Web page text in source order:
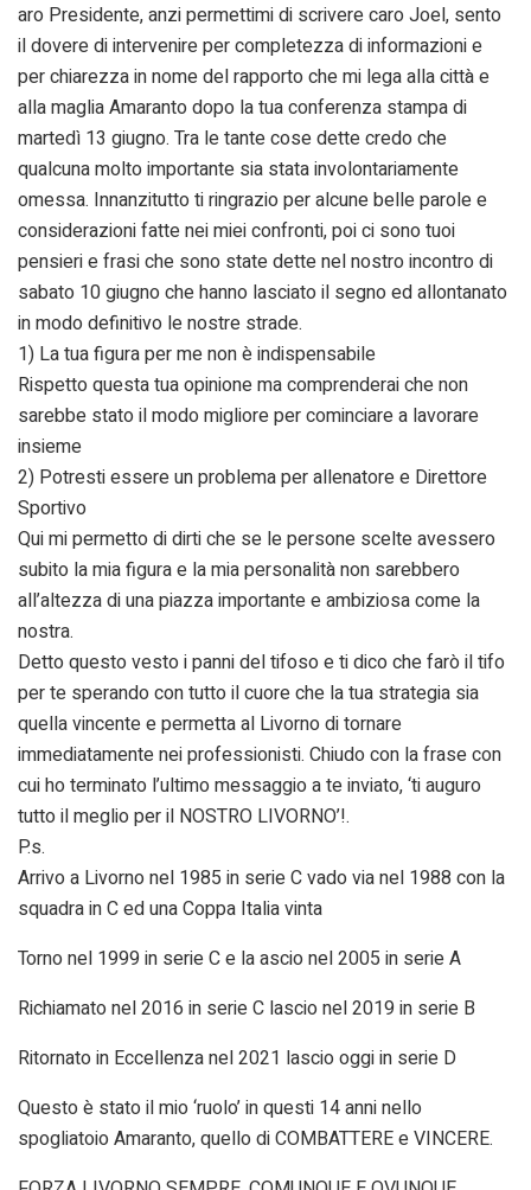
aro Presidente, anzi permettimi di scrivere caro Joel, sento
il dovere di intervenire per completezza di informazioni e
per chiarezza in nome del rapporto che mi lega alla città e
alla maglia Amaranto dopo la tua conferenza stampa di
martedì 13 giugno. Tra le tante cose dette credo che
qualcuna molto importante sia stata involontariamente
omessa. Innanzitutto ti ringrazio per alcune belle parole e
considerazioni fatte nei miei confronti, poi ci sono tuoi
pensieri e frasi che sono state dette nel nostro incontro di
sabato 10 giugno che hanno lasciato il segno ed allontanato
in modo definitivo le nostre strade.
1) La tua figura per me non è indispensabile
Rispetto questa tua opinione ma comprenderai che non
sarebbe stato il modo migliore per cominciare a lavorare
insieme
2) Potresti essere un problema per allenatore e Direttore
Sportivo
Qui mi permetto di dirti che se le persone scelte avessero
subito la mia figura e la mia personalità non sarebbero
all’altezza di una piazza importante e ambiziosa come la
nostra.
Detto questo vesto i panni del tifoso e ti dico che farò il tifo
per te sperando con tutto il cuore che la tua strategia sia
quella vincente e permetta al Livorno di tornare
immediatamente nei professionisti. Chiudo con la frase con
cui ho terminato l’ultimo messaggio a te inviato, ‘ti auguro
tutto il meglio per il NOSTRO LIVORNO’!.
P.s.
Arrivo a Livorno nel 1985 in serie C vado via nel 1988 con la
squadra in C ed una Coppa Italia vinta
Torno nel 1999 in serie C e la ascio nel 2005 in serie A
Richiamato nel 2016 in serie C lascio nel 2019 in serie B
Ritornato in Eccellenza nel 2021 lascio oggi in serie D
Questo è stato il mio ‘ruolo’ in questi 14 anni nello
spogliatoio Amaranto, quello di COMBATTERE e VINCERE.